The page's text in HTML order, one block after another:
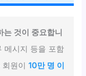
는 것이 중요합니
메시지 등을 포함
회원이10만 명 이